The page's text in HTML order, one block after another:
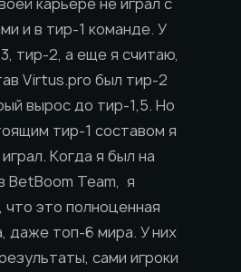
и в тир-1 команде. У
тир-2, а еще я считаю,
Virtus.pro был тир-2
вырос до тир-1,5. Но
тир-1 составом я
Когда я был на
BetBoom Team, я
что это полноценная
даже топ-6 мира. У них
сами игроки